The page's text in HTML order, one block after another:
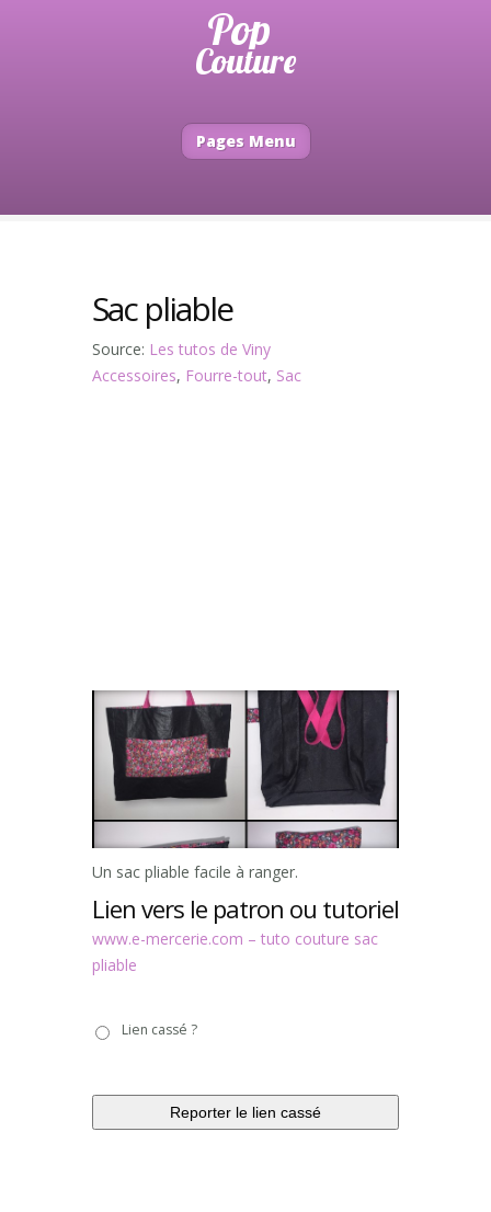
Pages Menu
Sac pliable
Source: Les tutos de Viny
Accessoires, Fourre-tout, Sac
Un sac pliable facile à ranger.
Lien vers le patron ou tutoriel
www.e-mercerie.com – tuto couture sac
pliable
casséLien cassé ?